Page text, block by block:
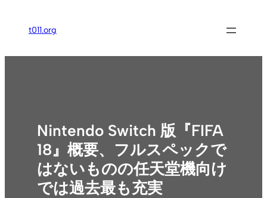
ス
t011.org
Nintendo Switch 版『FIFA
18』概要、フルスペックで
はないものの任天堂機向け
では過去最も充実